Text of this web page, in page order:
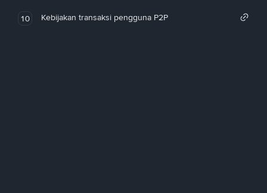
10 Kebijakan transaksi pengguna P2P